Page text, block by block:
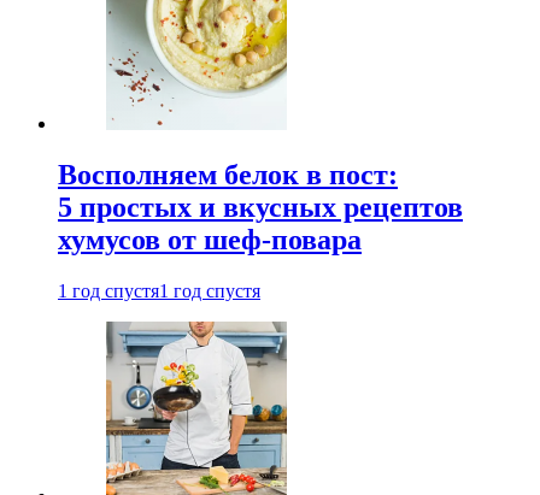
Восполняем белок в пост:
5 простых и вкусных рецептов
хумусов от шеф-повара
1 год спустя1 год спустя